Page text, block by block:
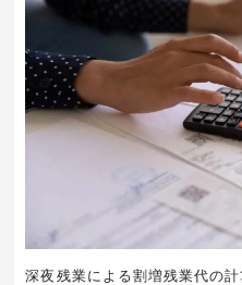
深夜残業による割増残業代の